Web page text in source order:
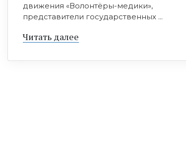
движения «Волонтёры-медики»,
представители государственных ...
Читать далее